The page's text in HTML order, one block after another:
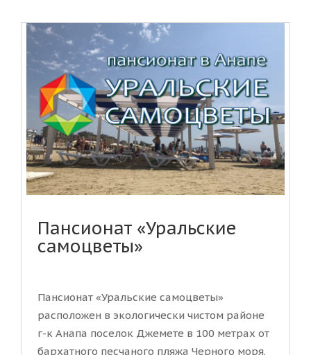
Пансионат «Уральские
самоцветы»
Пансионат «Уральские самоцветы»
расположен в экологически чистом районе
г-к Анапа поселок Джемете в 100 метрах от
бархатного песчаного пляжа Черного моря.